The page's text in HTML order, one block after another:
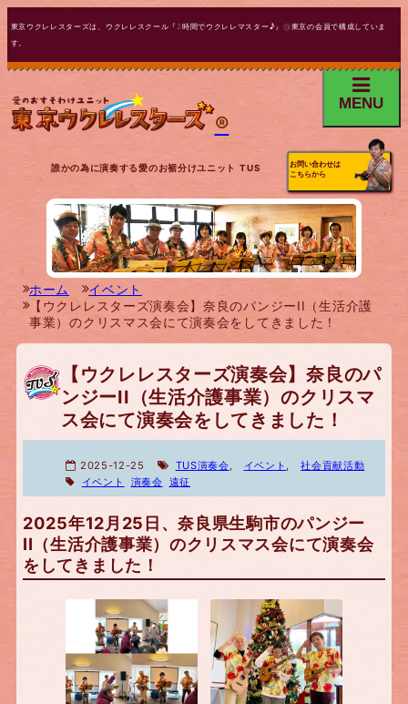
東京ウクレレスターズは、ウクレレスクール『2時間でウクレレマスター♪』@東京の会員で構成していま
す。
®
MENU
誰かの為に演奏する愛のお裾分けユニット TUS
お問い合わせは
こちらから
ホーム
イベント
【ウクレレスターズ演奏会】奈良のパンジーII（生活介護
事業）のクリスマス会にて演奏会をしてきました！
【ウクレレスターズ演奏会】奈良のパ
ンジーII（生活介護事業）のクリスマ
ス会にて演奏会をしてきました！
2025-12-25 TUS演奏会 イベント
社会貢献活動
イベント
演奏会 遠征
2025年12月25日、奈良県生駒市のパンジー
II（生活介護事業）のクリスマス会にて演奏会
をしてきました！